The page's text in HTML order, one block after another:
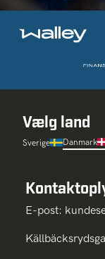
Vælg land
Sverige Danmark
E-post: